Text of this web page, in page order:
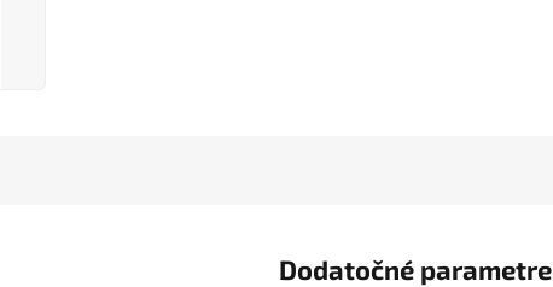
Dodatočné parametre